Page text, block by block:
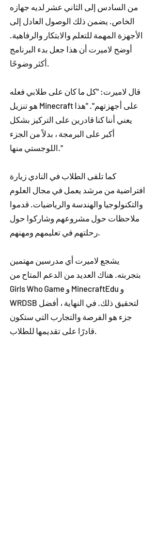
من السادس إلى الثاني عشر لديه جهازه
الخاص. يضمن ذلك الوصول العادل إلى
الأجهزة المهمة للتعلم والابتكار والرفاهية.
أوضح لاميرت أن هذا جعل بدء البرنامج
أكثر وضوحًا.
قال لاميرت: "كل ما كان على طلابي فعله
هو تنزيل Minecraft على أجهزتهم". "هذا
يعني أننا كنا قادرين على التركيز بشكل
أكبر على البرمجة ، بدلاً من الجزء
اللوجستي منها."
كما تلقى الطلاب في النادي زيارة
افتراضية من مرشد يعمل في مجال العلوم
والتكنولوجيا والهندسة والرياضيات. قدموا
ملاحظات حول مشروعهم وشاركوا حول
رحلتهم في تعليمهم ومهنهم.
يشجع لاميرت أي مدرسين مهتمين
بتجربته. هناك العديد من الدعم المتاح من
Girls Who Game و MinecraftEdu و
WRDSB لتحقيق ذلك. في النهاية ، أفضل
جزء هو الفرصة والتجارب التي ستكون
قادرًا على تقديمها للطلاب.